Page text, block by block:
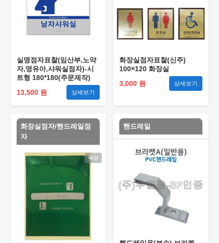
실명점자표찰(임산부,노약
자,영유아,샤워실점자)-시
트형 180*180(주문제작)
13,500 원
상세보기
화장실점자표찰(신주)
100×120 화장실
3,000 원
상세보기
화장실점자/핸드레일점
자
국산
핸드레일